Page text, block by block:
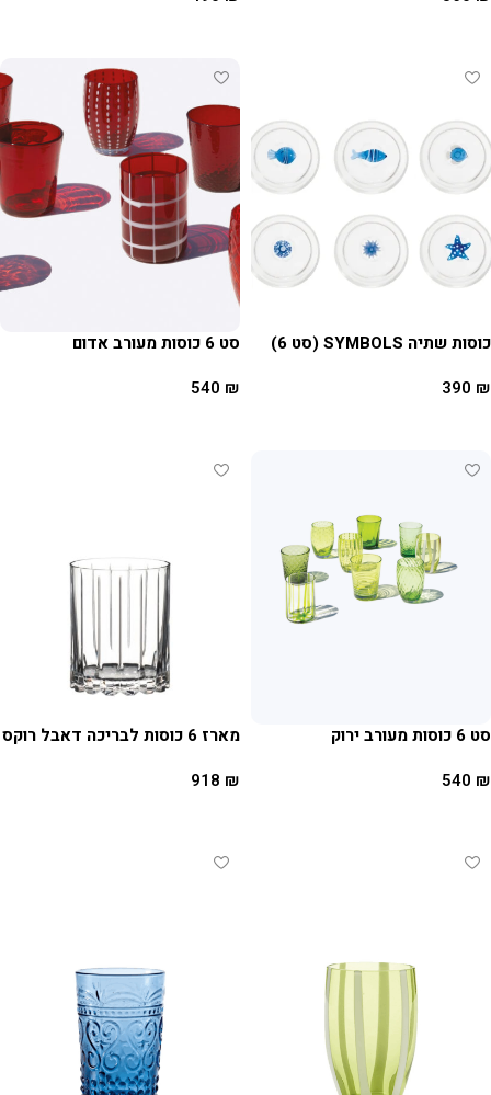
כוסות שתיה SYMBOLS (סט 6)
390 ₪
סט 6 כוסות מעורב אדום
540 ₪
סט 6 כוסות מעורב ירוק
540 ₪
מארז 6 כוסות לבריכה דאבל רוקס
918 ₪